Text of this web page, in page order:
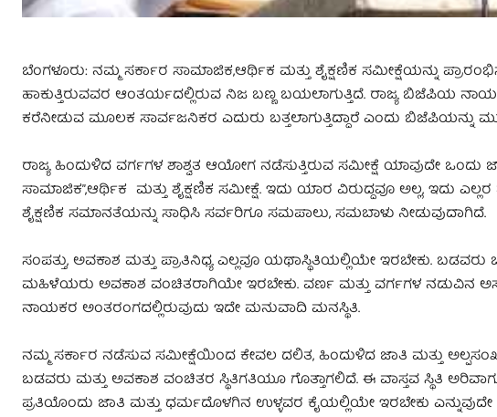
ಬೆಂಗಳೂರು: ನಮ್ಮ ಸರ್ಕಾರ ಸಾಮಾಜಿಕ,ಆರ್ಥಿಕ ಮತ್ತು ಶೈಕ್ಷಣಿಕ ಸಮೀಕ್ಷೆಯನ್ನು
ಹಾಕುತ್ತಿರುವವರ ಆಂತರ್ಯದಲ್ಲಿರುವ ನಿಜ ಬಣ್ಣ ಬಯಲಾಗುತ್ತಿದೆ. ರಾಜ್ಯ ಬಿಜೆಪಿಯ
ಕರೆನೀಡುವ ಮೂಲಕ ಸಾರ್ವಜನಿಕರ ಎದುರು ಬತ್ತಲಾಗುತ್ತಿದ್ದಾರೆ ಎಂದು ಬಿಜೆಪಿಯನ್ನು
ರಾಜ್ಯ ಹಿಂದುಳಿದ ವರ್ಗಗಳ ಶಾಶ್ವತ ಆಯೋಗ ನಡೆಸುತ್ತಿರುವ ಸಮೀಕ್ಷೆ ಯಾವುದೇ
ಸಾಮಾಜಿಕ”,ಆರ್ಥಿಕ ಮತ್ತು ಶೈಕ್ಷಣಿಕ ಸಮೀಕ್ಷೆ. ಇದು ಯಾರ ವಿರುದ್ದವೂ ಅಲ್ಲ, ಇದು
ಶೈಕ್ಷಣಿಕ ಸಮಾನತೆಯನ್ನು ಸಾಧಿಸಿ ಸರ್ವರಿಗೂ ಸಮಪಾಲು, ಸಮಬಾಳು ನೀಡುವುದಾಗಿದೆ.
ಸಂಪತ್ತು, ಅವಕಾಶ ಮತ್ತು ಪ್ರಾತಿನಿಧ್ಯ ಎಲ್ಲವೂ ಯಥಾಸ್ಥಿತಿಯಲ್ಲಿಯೇ ಇರಬೇಕು.
ಮಹಿಳೆಯರು ಅವಕಾಶ ವಂಚಿತರಾಗಿಯೇ ಇರಬೇಕು. ವರ್ಣ ಮತ್ತು ವರ್ಗಗಳ ನಡುವಿನ
ನಾಯಕರ ಅಂತರಂಗದಲ್ಲಿರುವುದು ಇದೇ ಮನುವಾದಿ ಮನಸ್ಥಿತಿ.
ನಮ್ಮ ಸರ್ಕಾರ ನಡೆಸುವ ಸಮೀಕ್ಷೆಯಿಂದ ಕೇವಲ ದಲಿತ, ಹಿಂದುಳಿದ ಜಾತಿ ಮತ್ತು
ಬಡವರು ಮತ್ತು ಅವಕಾಶ ವಂಚಿತರ ಸ್ಥಿತಿಗತಿಯೂ ಗೊತ್ತಾಗಲಿದೆ. ಈ ವಾಸ್ತವ ಸ್ಥಿತಿ
ಪ್ರತಿಯೊಂದು ಜಾತಿ ಮತ್ತು ಧರ್ಮದೊಳಗಿನ ಉಳ್ಳವರ ಕೈಯಲ್ಲಿಯೇ ಇರಬೇಕು